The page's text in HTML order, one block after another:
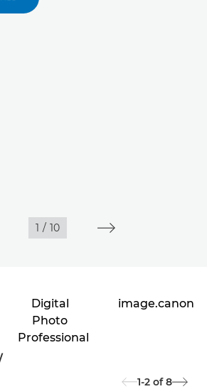
1 / 10
Digital
Photo
Professional
image.canon
1-2 of 8